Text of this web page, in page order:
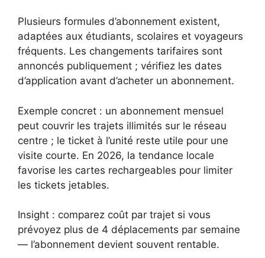
Plusieurs formules d’abonnement existent,
adaptées aux étudiants, scolaires et voyageurs
fréquents. Les changements tarifaires sont
annoncés publiquement ; vérifiez les dates
d’application avant d’acheter un abonnement.
Exemple concret : un abonnement mensuel
peut couvrir les trajets illimités sur le réseau
centre ; le ticket à l’unité reste utile pour une
visite courte. En 2026, la tendance locale
favorise les cartes rechargeables pour limiter
les tickets jetables.
Insight : comparez coût par trajet si vous
prévoyez plus de 4 déplacements par semaine
— l’abonnement devient souvent rentable.